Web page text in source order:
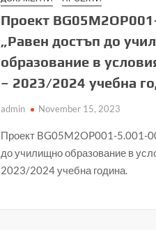
Проект
„Равен достъп до
образование в
– 2023/2024 учебна
admin November 15, 2023
Проект BG05M2OP001-5.001-
до училищно образование в
2023/2024 учебна година.